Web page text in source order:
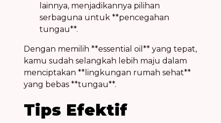
lainnya, menjadikannya pilihan
serbaguna untuk **pencegahan
tungau**.
Dengan memilih **essential oil** yang tepat,
kamu sudah selangkah lebih maju dalam
menciptakan **lingkungan rumah sehat**
yang bebas **tungau**.
Tips Efektif